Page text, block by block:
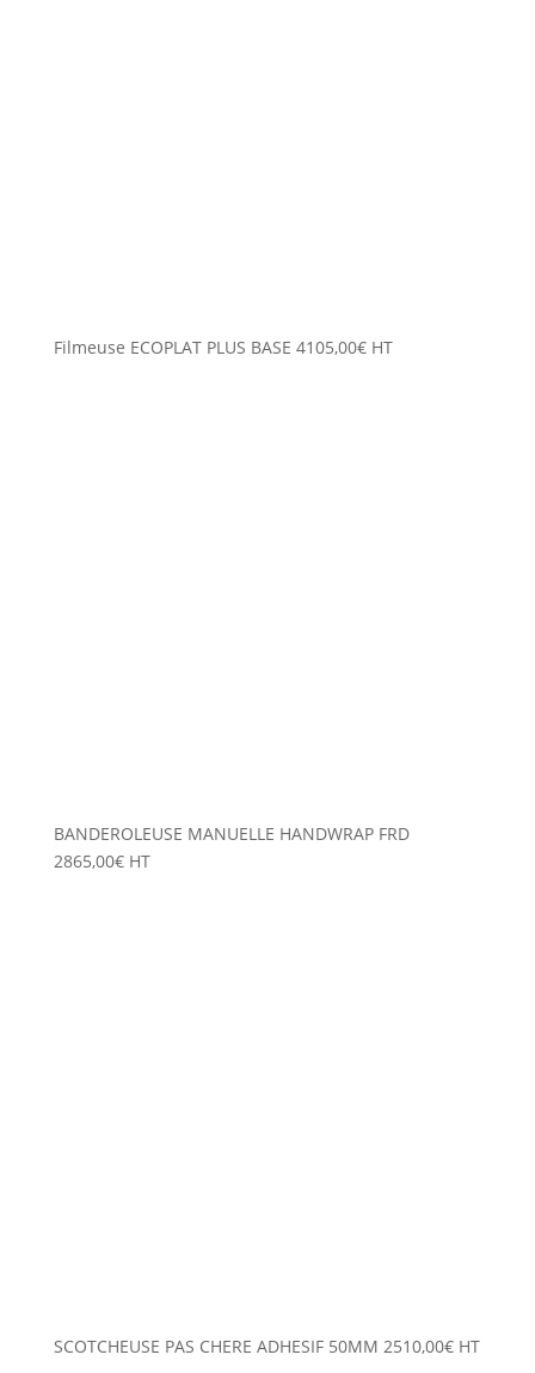
Filmeuse ECOPLAT PLUS BASE 4105,00€ HT
BANDEROLEUSE MANUELLE HANDWRAP FRD
2865,00€ HT
SCOTCHEUSE PAS CHERE ADHESIF 50MM 2510,00€ HT